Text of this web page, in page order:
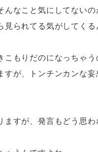
なこと気にしてない
られてる気がしてくる
もりだのになっちゃう
が、トンチンカンな
すが、発言もどう思